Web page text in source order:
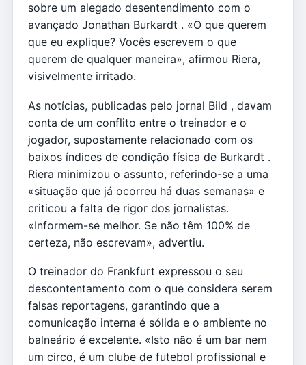
sobre um alegado desentendimento com o
avançado Jonathan Burkardt . «O que querem
que eu explique? Vocês escrevem o que
querem de qualquer maneira», afirmou Riera,
visivelmente irritado.
As notícias, publicadas pelo jornal Bild , davam
conta de um conflito entre o treinador e o
jogador, supostamente relacionado com os
baixos índices de condição física de Burkardt .
Riera minimizou o assunto, referindo-se a uma
«situação que já ocorreu há duas semanas» e
criticou a falta de rigor dos jornalistas.
«Informem-se melhor. Se não têm 100% de
certeza, não escrevam», advertiu.
O treinador do Frankfurt expressou o seu
descontentamento com o que considera serem
falsas reportagens, garantindo que a
comunicação interna é sólida e o ambiente no
balneário é excelente. «Isto não é um bar nem
um circo, é um clube de futebol profissional e